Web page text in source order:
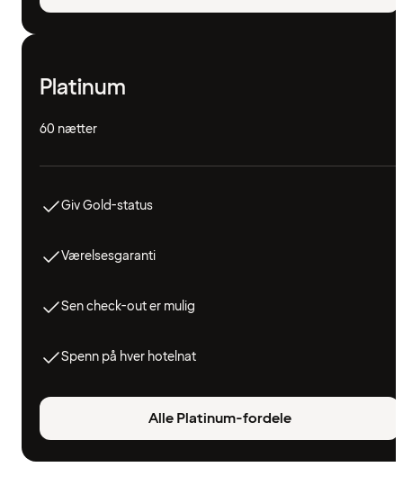
Platinum
60 nætter
Giv Gold-status
Værelsesgaranti
Sen check-out er mulig
Spenn på hver hotelnat
Alle Platinum-fordele